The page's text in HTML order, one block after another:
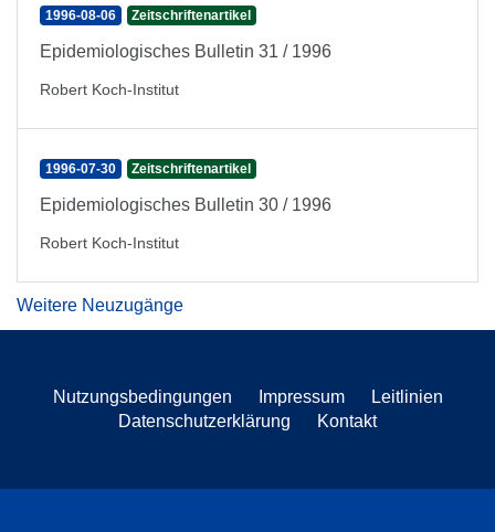
1996-08-06 Zeitschriftenartikel
Epidemiologisches Bulletin 31 / 1996
Robert Koch-Institut
1996-07-30 Zeitschriftenartikel
Epidemiologisches Bulletin 30 / 1996
Robert Koch-Institut
Weitere Neuzugänge
Nutzungsbedingungen Impressum
Leitlinien
Datenschutzerklärung
Kontakt